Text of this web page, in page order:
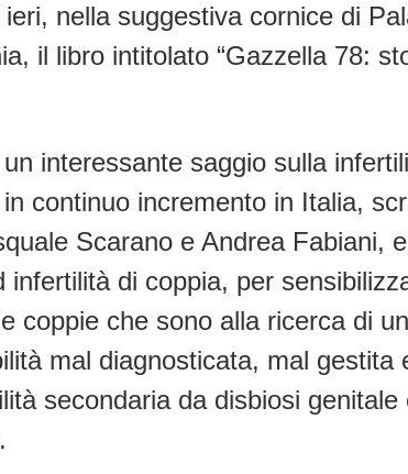
nella suggestiva cornice di
il libro intitolato “Gazzella 78:
interessante saggio sulla
continuo incremento in Italia,
Scarano e Andrea Fabiani,
infertilità di coppia, per
coppie che sono alla ricerca di
mal diagnosticata, mal gestita
secondaria da disbiosi